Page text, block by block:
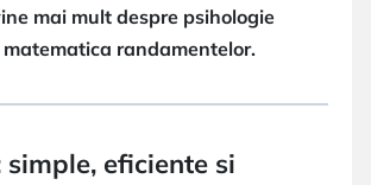
mai mult despre psihologie
randamentelor.
simple, eficiente si